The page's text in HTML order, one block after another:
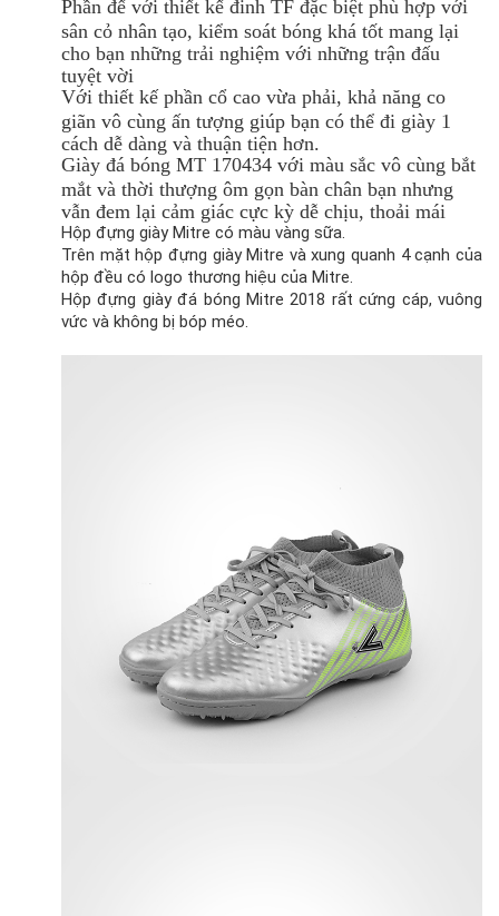
Phần đế với thiết kế đinh TF đặc biệt phù hợp với
sân cỏ nhân tạo, kiểm soát bóng khá tốt mang lại
cho bạn những trải nghiệm với những trận đấu
tuyệt vời
Với thiết kế phần cổ cao vừa phải, khả năng co
giãn vô cùng ấn tượng giúp bạn có thể đi giày 1
cách dễ dàng và thuận tiện hơn.
Giày đá bóng MT 170434 với màu sắc vô cùng bắt
mắt và thời thượng ôm gọn bàn chân bạn nhưng
vẫn đem lại cảm giác cực kỳ dễ chịu, thoải mái
Hộp đựng giày Mitre có màu vàng sữa.
Trên mặt hộp đựng giày Mitre và xung quanh 4 cạnh của
hộp đều có logo thương hiệu của Mitre.
Hộp đựng giày đá bóng Mitre 2018 rất cứng cáp, vuông
vức và không bị bóp méo.